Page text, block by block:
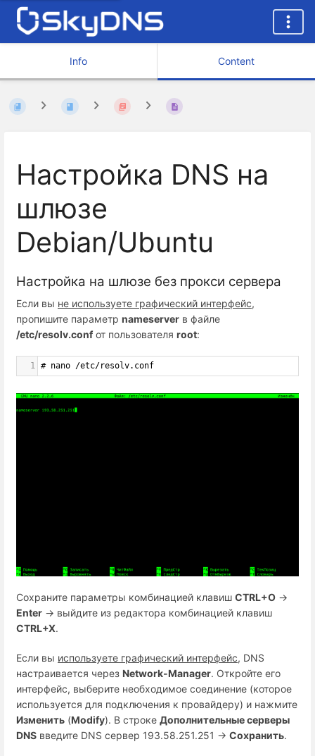
Info Content
Настройка DNS на
шлюзе
Debian/Ubuntu
Настройка на шлюзе без прокси сервера
Если вы не используете графический интерфейс,
пропишите параметр nameserver в файле
/etc/resolv.confот пользователя root:
1 # nano /etc/resolv.conf
Сохраните параметры комбинацией клавиш CTRL+O →
Enter → выйдите из редактора комбинацией клавиш
CTRL+X.
Если вы используете графический интерфейс, DNS
настраивается через Network-Manager. Откройте его
интерфейс, выберите необходимое соединение (которое
используется для подключения к провайдеру) и нажмите
Изменить (Modify). В строке Дополнительные серверы
DNS введите DNS сервер 193.58.251.251 → Сохранить.